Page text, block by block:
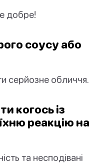
добре!
соусу або
серйозне обличчя.
когось із
реакцію на
та несподівані